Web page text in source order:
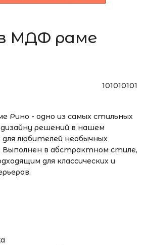
в МДФ раме
101010101
Рино - одно из самых стильных
дизайну решений в нашем
для любителей необычных
Выполнен в абстрактном стиле,
для классических и